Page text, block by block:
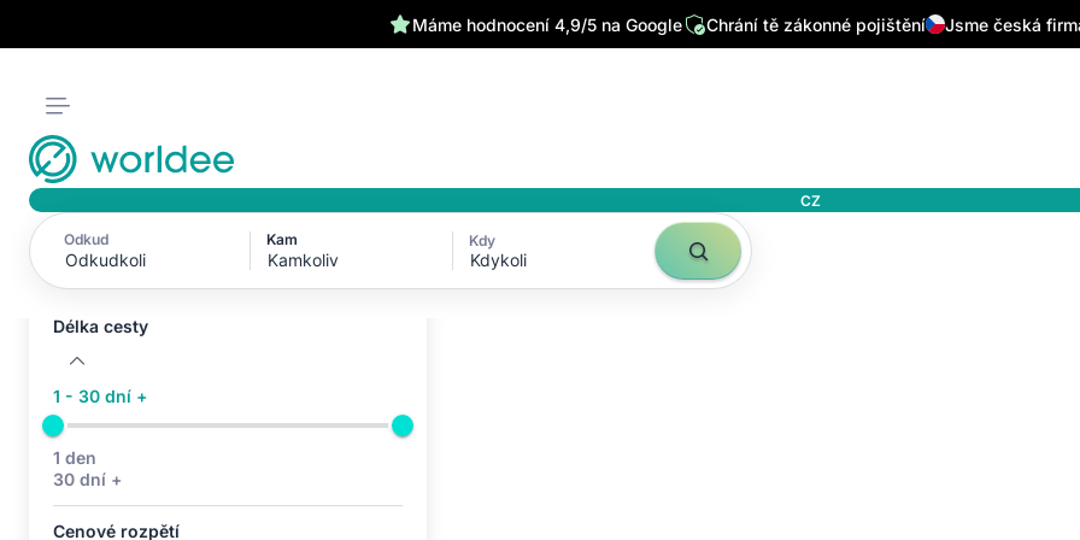
Máme hodnocení 4,9/5 na Google Chrání tě zákonné pojištění Jsme česká
CZ
Odkud Kam Kdy
Kdykoli
Aktivní filtry (0)
Žádné aktivní filtry
Délka cesty
1 - 30 dní +
1 den
30 dní +
Cenové rozpětí